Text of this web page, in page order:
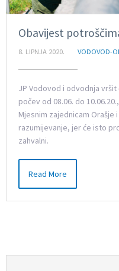
Obavijest
8. LIPNJA 2020. VODOVOD-
JP Vodovod i odvodnja
počev od 08.06. do
Mjesnim zajednicam Orašje
razumijevanje, jer će isto
zahvalni.
Read More